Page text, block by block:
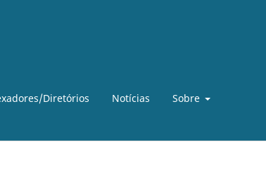
Diretórios Notícias Sobre